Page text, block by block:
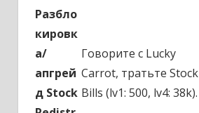
Разбло
кировк
а/
апгрей
д Stock
Говорите с Lucky
Carrot, тратьте Stock
Bills (lv1: 500, lv4: 38k).